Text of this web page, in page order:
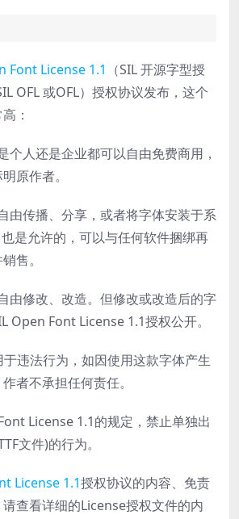
Font License 1.1 （SIL 开源字型授
OFL 或OFL）授权协议发布，这个
：
人还是企业都可以自由免费商用，
原作者。
传播、分享，或者将字体安装于系
是允许的，可以与任何软件捆绑再
售。
修改、改造。但修改或改造后的字
Open Font License 1.1授权公开。
违法行为，如因使用这款字体产生
者不承担任何责任。
License 1.1的规定，禁止单独出
文件)的行为。
License 1.1授权协议的内容、免责
查看详细的License授权文件的内